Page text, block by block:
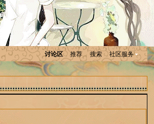
讨论区 推荐 搜索 社区服务